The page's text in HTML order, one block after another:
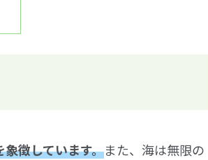
徴しています。また、海は無限の